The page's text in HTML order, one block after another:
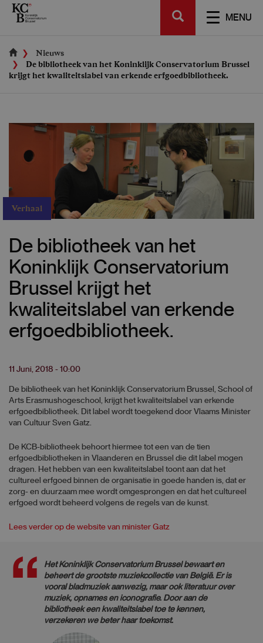
Skip
MENU
SEARCH
Nieuws
De bibliotheek van het Koninklijk Conservatorium Brussel
krijgt het kwaliteitslabel van erkende erfgoedbibliotheek.
Verhaal
De bibliotheek van het
Koninklijk Conservatorium
Brussel krijgt het
kwaliteitslabel van erkende
erfgoedbibliotheek.
11 Juni, 2018 - 10:00
De bibliotheek van het Koninklijk Conservatorium Brussel, School of
Arts Erasmushogeschool, krijgt het kwaliteitslabel van erkende
erfgoedbibliotheek. Dit label wordt toegekend door Vlaams Minister
van Cultuur Sven Gatz.
De KCB-bibliotheek behoort hiermee tot een van de tien
erfgoedbibliotheken in Vlaanderen en Brussel die dit label mogen
dragen. Het hebben van een kwaliteitslabel toont aan dat het
cultureel erfgoed binnen de organisatie in goede handen is, dat er
zorg- en duurzaam mee wordt omgesprongen en dat het cultureel
erfgoed wordt beheerd volgens de regels van de kunst.
Lees verder op de website van minister Gatz
Het Koninklijk Conservatorium Brussel bewaart en
beheert de grootste muziekcollectie van België. Er is
vooral bladmuziek aanwezig, maar ook literatuur over
muziek, opnames en iconografie. Door aan de
bibliotheek een kwaliteitslabel toe te kennen,
verzekeren we beter haar toekomst.